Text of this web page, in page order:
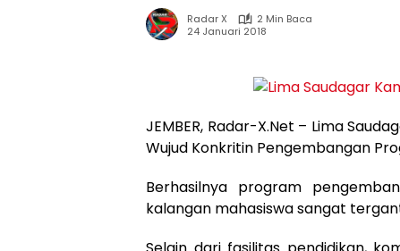
Radar X
2 Min Baca
24 Januari 2018
JEMBER, Radar-X.Net – Lima
Wujud Konkritin Pengembangan
Berhasilnya program
kalangan mahasiswa sangat